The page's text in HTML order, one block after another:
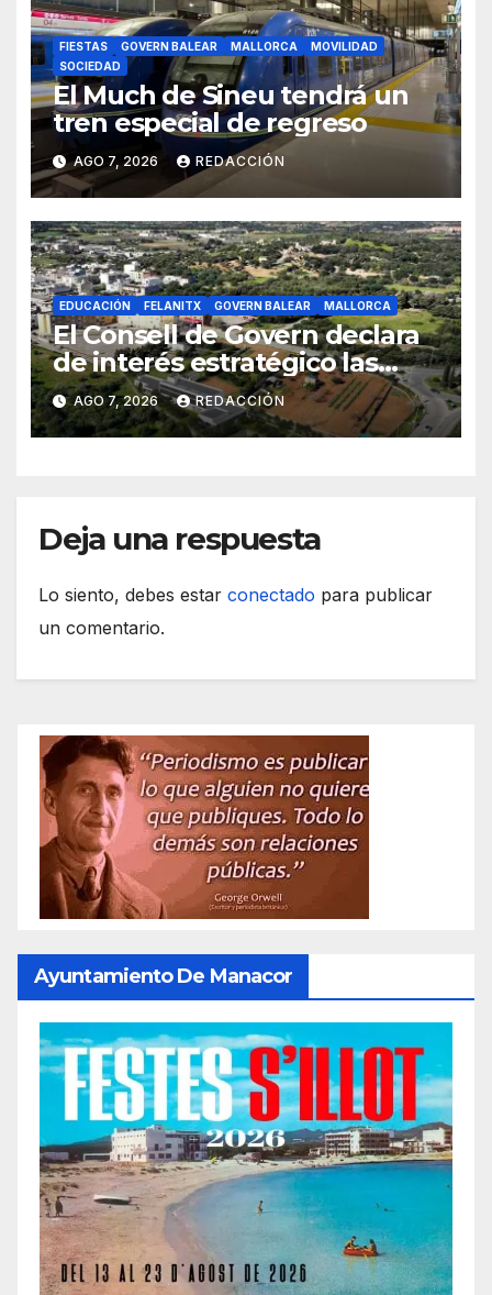
FIESTAS GOVERN BALEAR MALLORCA
MOVILIDAD
SOCIEDAD
El Much de Sineu tendrá un
tren especial de regreso
AGO 7, 2026 REDACCIÓN
EDUCACIÓN FELANITX GOVERN BALEAR MALLORCA
El Consell de Govern declara
de interés estratégico las
obras de acceso al nuevo
CEIP de Felanitx
AGO 7, 2026 REDACCIÓN
Deja una respuesta
Lo siento, debes estar conectado para publicar
un comentario.
Ayuntamiento De Manacor